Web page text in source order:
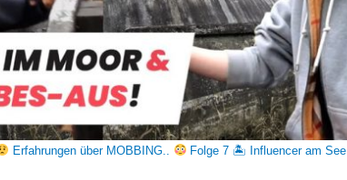
Erfahrungen über MOBBING..
Folge 7 🏝 Influencer am See